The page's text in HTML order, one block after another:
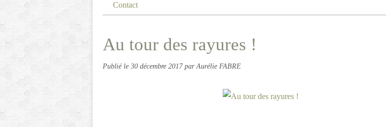
Contact
Au tour des rayures !
Publié le 30 décembre 2017par Aurélie FABRE